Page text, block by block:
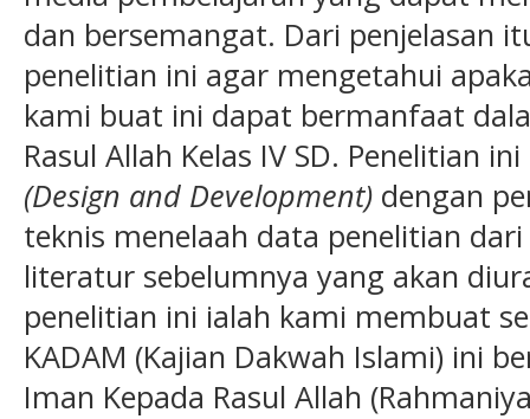
dan bersemangat. Dari penjelasan
penelitian ini agar mengetahui
kami buat ini dapat bermanfaat
Rasul Allah Kelas IV SD. Penelitian
(Design and Development) dengan
teknis menelaah data penelitian
literatur sebelumnya yang akan
penelitian ini ialah kami membuat
KADAM (Kajian Dakwah Islami) ini
Iman Kepada Rasul Allah